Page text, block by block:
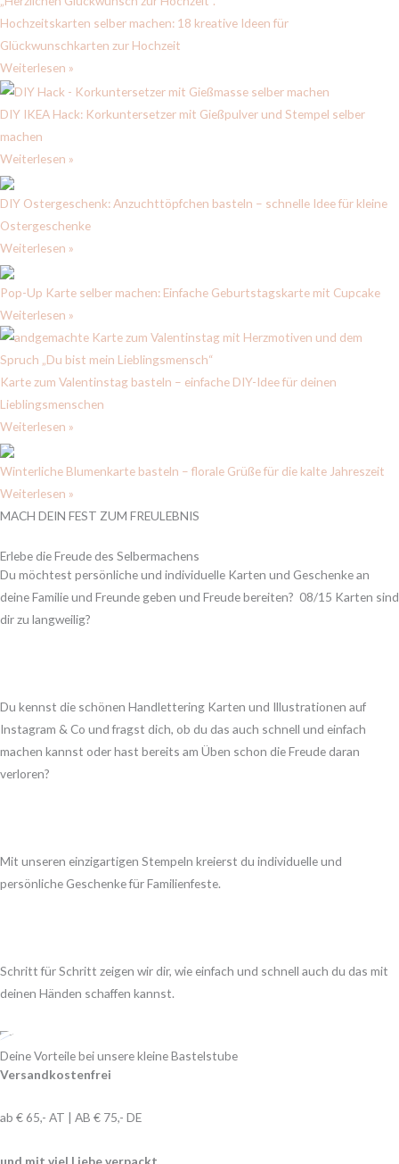
Hochzeitskarten selber machen: 18 kreative Ideen für
Glückwunschkarten zur Hochzeit
Weiterlesen »
DIY IKEA Hack: Korkuntersetzer mit Gießpulver und Stempel selber
machen
Weiterlesen »
DIY Ostergeschenk: Anzuchttöpfchen basteln – schnelle Idee für kleine
Ostergeschenke
Weiterlesen »
Pop-Up Karte selber machen: Einfache Geburtstagskarte mit Cupcake
Weiterlesen »
Karte zum Valentinstag basteln – einfache DIY-Idee für deinen
Lieblingsmenschen
Weiterlesen »
Winterliche Blumenkarte basteln – florale Grüße für die kalte Jahreszeit
Weiterlesen »
MACH DEIN FEST ZUM FREULEBNIS
Erlebe die Freude des Selbermachens
Du möchtest persönliche und individuelle Karten und Geschenke an
deine Familie und Freunde geben und Freude bereiten? 08/15 Karten sind
dir zu langweilig?
Du kennst die schönen Handlettering Karten und Illustrationen auf
Instagram & Co und fragst dich, ob du das auch schnell und einfach
machen kannst oder hast bereits am Üben schon die Freude daran
verloren?
Mit unseren einzigartigen Stempeln kreierst du individuelle und
persönliche Geschenke für Familienfeste.
Schritt für Schritt zeigen wir dir, wie einfach und schnell auch du das mit
deinen Händen schaffen kannst.
Deine Vorteile bei unsere kleine Bastelstube
Versandkostenfrei
ab € 65,- AT | AB € 75,- DE